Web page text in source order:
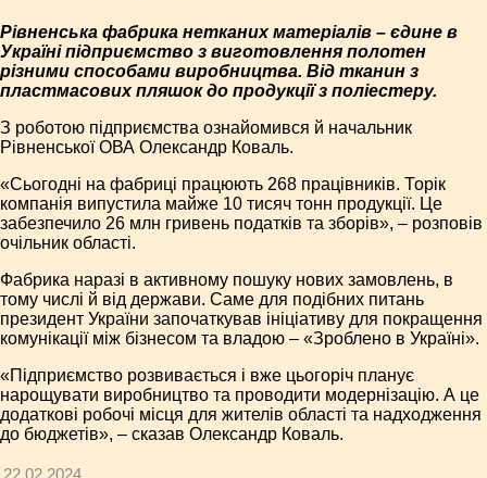
Рівненська фабрика нетканих матеріалів – єдине в
Україні підприємство з виготовлення полотен
різними способами виробництва. Від тканин з
пластмасових пляшок до продукції з поліестеру.
З роботою підприємства ознайомився й начальник
Рівненської ОВА Олександр Коваль.
«Сьогодні на фабриці працюють 268 працівників. Торік
компанія випустила майже 10 тисяч тонн продукції. Це
забезпечило 26 млн гривень податків та зборів», – розповів
очільник області.
Фабрика наразі в активному пошуку нових замовлень, в
тому числі й від держави. Саме для подібних питань
президент України започаткував ініціативу для покращення
комунікації між бізнесом та владою – «Зроблено в Україні».
«Підприємство розвивається і вже цьогоріч планує
нарощувати виробництво та проводити модернізацію. А це
додаткові робочі місця для жителів області та надходження
до бюджетів», – сказав Олександр Коваль.
22.02.2024